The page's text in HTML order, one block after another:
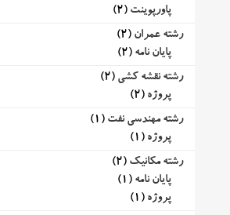
پاورپوینت (2)
رشته عمران (2)
پایان نامه (2)
رشته نقشه کشی (2)
پروژه (2)
رشته مهندسی نفت (1)
پروژه (1)
رشته مکانیک (2)
پایان نامه (1)
پروژه (1)